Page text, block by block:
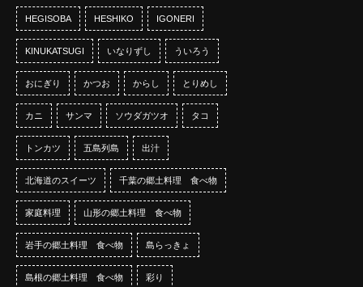
HEGISOBA HESHIKO IGONERI
KINUKATSUGI いなりずし ういろう
おにぎり かつお からし とりめし
カニ サンマ ソウダガツオ タコ
トンカツ 五島列島 出汁
北海道のスイーツ 千葉の郷土料理 食べ物
家庭料理 山形の郷土料理 食べ物
岩手の郷土料理 食べ物 島らっきょ
島根の郷土料理 食べ物 彩り